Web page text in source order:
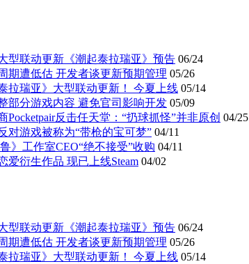
型联动更新《潮起泰拉瑞亚》预告 06/24
期遭低估 开发者谈更新预期管理 05/26
拉瑞亚》大型联动更新！ 今夏上线 05/14
部分游戏内容 避免官司影响开发 05/09
Pocketpair反击任天堂：“扔球抓怪”并非原创 04/25
对游戏被称为“带枪的宝可梦” 04/11
》工作室CEO“绝不接受”收购 04/11
爱衍生作品 现已上线Steam 04/02
型联动更新《潮起泰拉瑞亚》预告 06/24
期遭低估 开发者谈更新预期管理 05/26
拉瑞亚》大型联动更新！ 今夏上线 05/14